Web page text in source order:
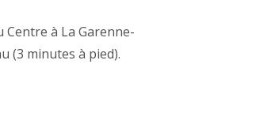
Centre à La Garenne-
(3 minutes à pied).